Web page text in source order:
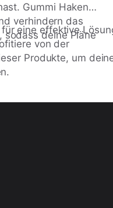
Gummi Haken
verhindern das
sodass deine Pläne
eine effektive
von der
Produkte, um